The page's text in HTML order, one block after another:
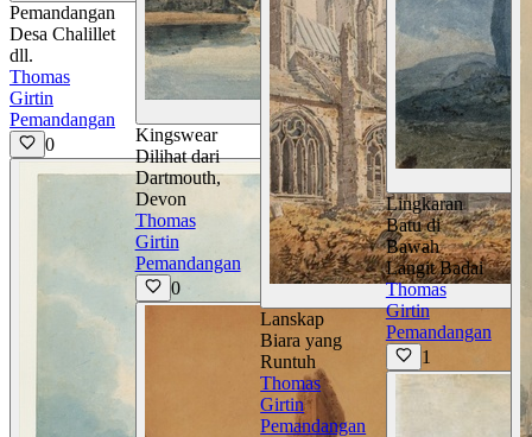
Pemandangan
Desa Chalillet
dll.
Thomas
Girtin
Pemandangan
0
Lihat Detail
Kingswear
Dilihat dari
Dartmouth,
Devon
Thomas
Girtin
Pemandangan
0
Lanskap
Biara yang
Runtuh
Thomas
Girtin
Pemandangan
Lingkaran
Batu di
Bawah
Langit Badai
Thomas
Girtin
Pemandangan
1